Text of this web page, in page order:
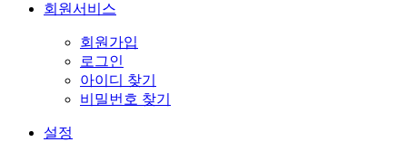
회원서비스
회원가입
로그인
아이디 찾기
비밀번호 찾기
설정